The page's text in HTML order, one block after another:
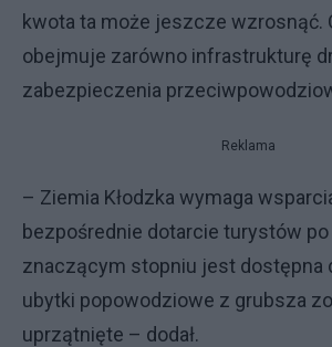
kwota ta może jeszcze wzrosnąć.
obejmuje zarówno infrastrukturę
zabezpieczenia
Reklama
– Ziemia Kłodzka wymaga
bezpośrednie dotarcie turystów po
znaczącym stopniu jest dostępna
ubytki popowodziowe z grubsza
uprzątnięte – dodał.